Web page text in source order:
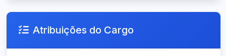
Atribuições do Cargo